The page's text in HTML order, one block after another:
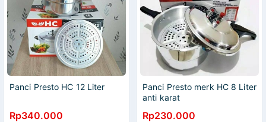
Panci Presto HC 12 Liter
Rp340.000
Panci Presto merk HC 8 Liter
anti karat
Rp230.000